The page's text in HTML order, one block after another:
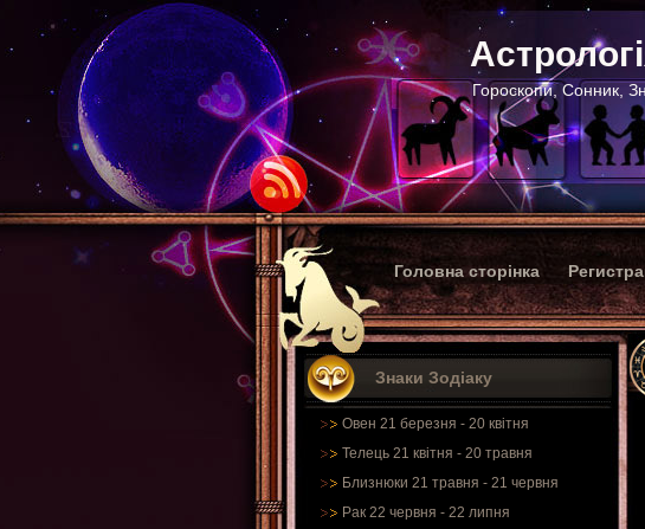
Гороскопи, Сонник,
Головна сторінка
Знаки Зодіаку
Овен 21 березня - 20 квітня
Телець 21 квітня - 20 травня
Близнюки 21 травня - 21 червня
Рак 22 червня - 22 липня